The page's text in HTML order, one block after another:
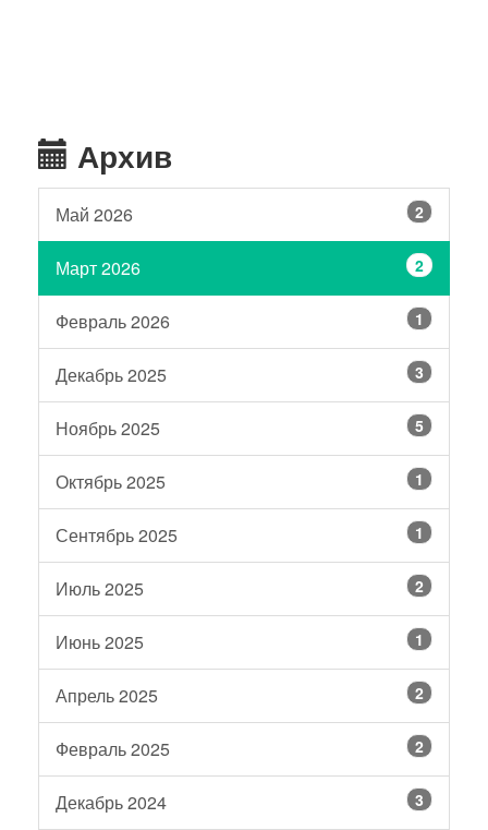
Архив
Май 2026 2
Март 2026 2
Февраль 2026 1
Декабрь 2025 3
Ноябрь 2025 5
Октябрь 2025 1
Сентябрь 2025 1
Июль 2025 2
Июнь 2025 1
Апрель 2025 2
Февраль 2025 2
Декабрь 2024 3